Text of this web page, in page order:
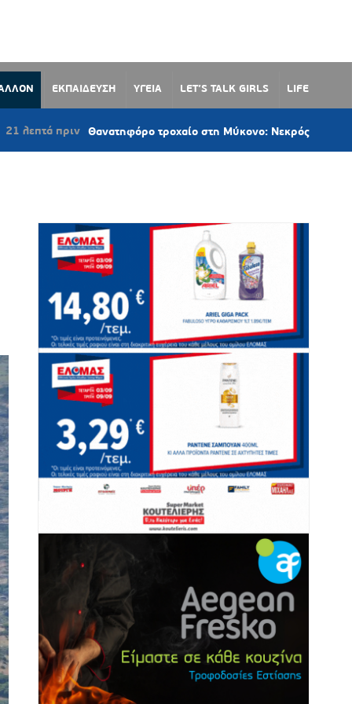
ΕΚΠΑΙΔΕΥΣΗ ΥΓΕΙΑ LET’S TALK GIRLS LIFE
Θανατηφόρο τροχαίο στη Μύκονο: Νεκρός 42χρονος οδηγός